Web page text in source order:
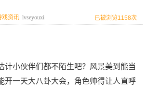
戏资讯 lvseyouxi 已被浏览1158次
计小伙伴们都不陌生吧？风景美到能当
开一天大八卦大会，角色帅得让人直呼